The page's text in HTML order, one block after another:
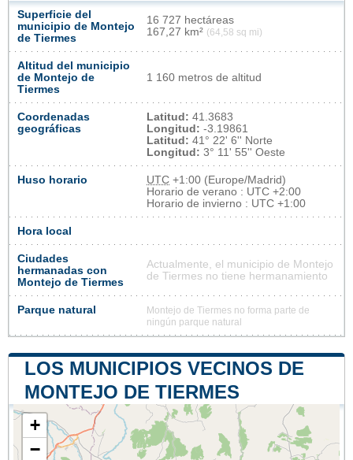
Superficie del
municipio de Montejo
de Tiermes
16 727 hectáreas
167,27 km² (64,58 sq mi)
Altitud del municipio
de Montejo de
Tiermes
1 160 metros de altitud
Coordenadas
geográficas
Latitud: 41.3683
Longitud: -3.19861
Latitud: 41° 22' 6'' Norte
Longitud: 3° 11' 55'' Oeste
Huso horario UTC +1:00 (Europe/Madrid)
Horario de verano : UTC +2:00
Horario de invierno : UTC +1:00
Hora local
Ciudades
hermanadas con
Montejo de Tiermes
Actualmente, el municipio de Montejo
de Tiermes no tiene hermanamiento
Parque natural
Montejo de Tiermes no forma parte de
ningún parque natural
LOS MUNICIPIOS VECINOS DE
MONTEJO DE TIERMES
+
−